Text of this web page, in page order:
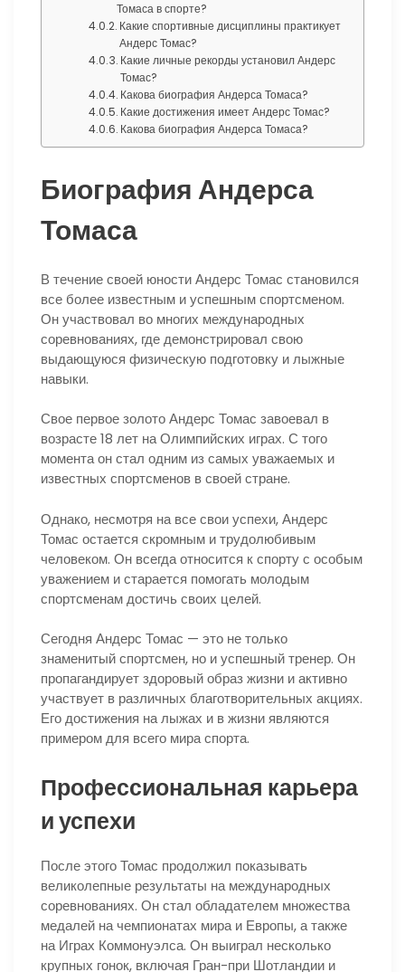
Томаса в спорте?
Какие спортивные дисциплины практикует
Андерс Томас?
Какие личные рекорды установил Андерс
Томас?
Какова биография Андерса Томаса?
Какие достижения имеет Андерс Томас?
Какова биография Андерса Томаса?
Биография Андерса
Томаса
В течение своей юности Андерс Томас становился
все более известным и успешным спортсменом.
Он участвовал во многих международных
соревнованиях, где демонстрировал свою
выдающуюся физическую подготовку и лыжные
навыки.
Свое первое золото Андерс Томас завоевал в
возрасте 18 лет на Олимпийских играх. С того
момента он стал одним из самых уважаемых и
известных спортсменов в своей стране.
Однако, несмотря на все свои успехи, Андерс
Томас остается скромным и трудолюбивым
человеком. Он всегда относится к спорту с особым
уважением и старается помогать молодым
спортсменам достичь своих целей.
Сегодня Андерс Томас — это не только
знаменитый спортсмен, но и успешный тренер. Он
пропагандирует здоровый образ жизни и активно
участвует в различных благотворительных акциях.
Его достижения на лыжах и в жизни являются
примером для всего мира спорта.
Профессиональная карьера
и успехи
После этого Томас продолжил показывать
великолепные результаты на международных
соревнованиях. Он стал обладателем множества
медалей на чемпионатах мира и Европы, а также
на Играх Коммонуэлса. Он выиграл несколько
крупных гонок, включая Гран-при Шотландии и